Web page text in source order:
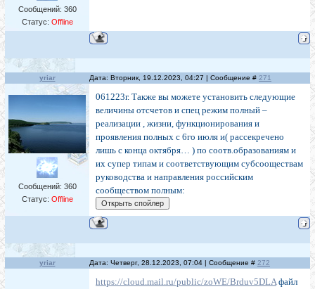
Сообщений: 360
Статус: Offline
yriar Дата: Вторник, 19.12.2023, 04:27 | Сообщение # 271
Сообщений: 360
Статус: Offline
061223г. Также вы можете установить следующие
величины отсчетов и спец режим полный –
реализации , жизни, функционирования и
проявления полных с 6го июля и( рассекречено
лишь с конца октября… ) по соотв.образованиям и
их супер типам и соответствующим субсооществам
руководства и направления российским
сообществом полным:
yriar Дата: Четверг, 28.12.2023, 07:04 | Сообщение # 272
https://cloud.mail.ru/public/zoWE/Brduv5DLAфайл